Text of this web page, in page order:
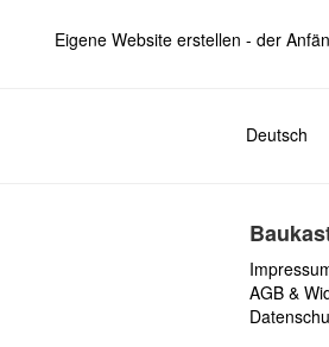
Eigene Website erstellen - der
Deutsch
AGB &